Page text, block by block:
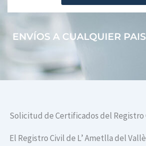
ENVÍOS A CUALQUIER
Solicitud de Certificados del Registro
El Registro Civil de L’ Ametlla del